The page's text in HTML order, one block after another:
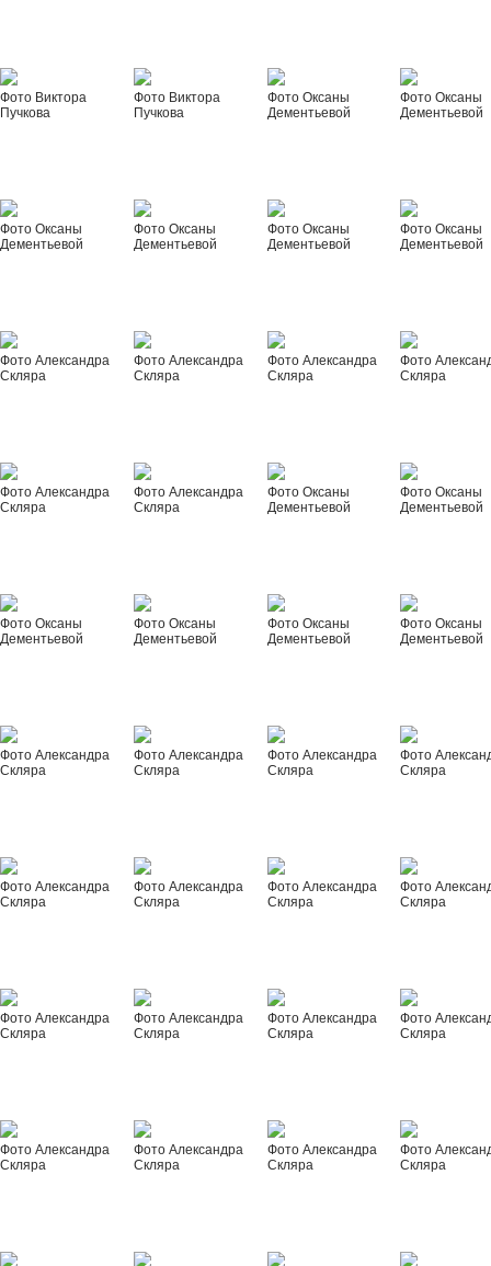
Фото Виктора
Пучкова
Фото Виктора
Пучкова
Фото Оксаны
Дементьевой
Фото Оксаны
Дементьевой
Фото Оксаны
Дементьевой
Фото Оксаны
Дементьевой
Фото Оксаны
Дементьевой
Фото Оксаны
Дементьевой
Фото Александра
Скляра
Фото Александра
Скляра
Фото Александра
Скляра
Фото
Скляра
Фото Александра
Скляра
Фото Александра
Скляра
Фото Оксаны
Дементьевой
Фото Оксаны
Дементьевой
Фото Оксаны
Дементьевой
Фото Оксаны
Дементьевой
Фото Оксаны
Дементьевой
Фото Оксаны
Дементьевой
Фото Александра
Скляра
Фото Александра
Скляра
Фото Александра
Скляра
Фото
Скляра
Фото Александра
Скляра
Фото Александра
Скляра
Фото Александра
Скляра
Фото
Скляра
Фото Александра
Скляра
Фото Александра
Скляра
Фото Александра
Скляра
Фото
Скляра
Фото Александра
Скляра
Фото Александра
Скляра
Фото Александра
Скляра
Фото
Скляра